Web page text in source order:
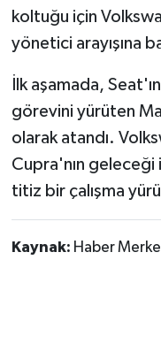
koltuğu için
yönetici arayışına
İlk aşamada,
görevini yürüten
olarak atandı.
Cupra'nın geleceği
titiz bir çalışma
Kaynak: Haber